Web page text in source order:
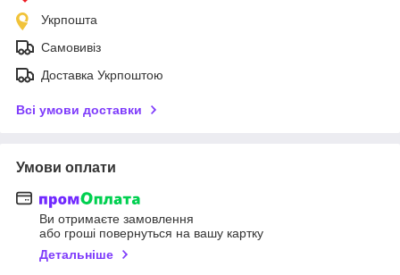
Укрпошта
Самовивіз
Доставка Укрпоштою
Всі умови доставки
Умови оплати
Ви отримаєте замовлення
або гроші повернуться на вашу картку
Детальніше